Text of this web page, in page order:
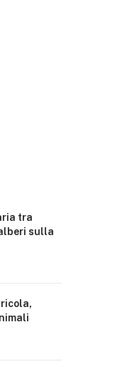
tra
sulla